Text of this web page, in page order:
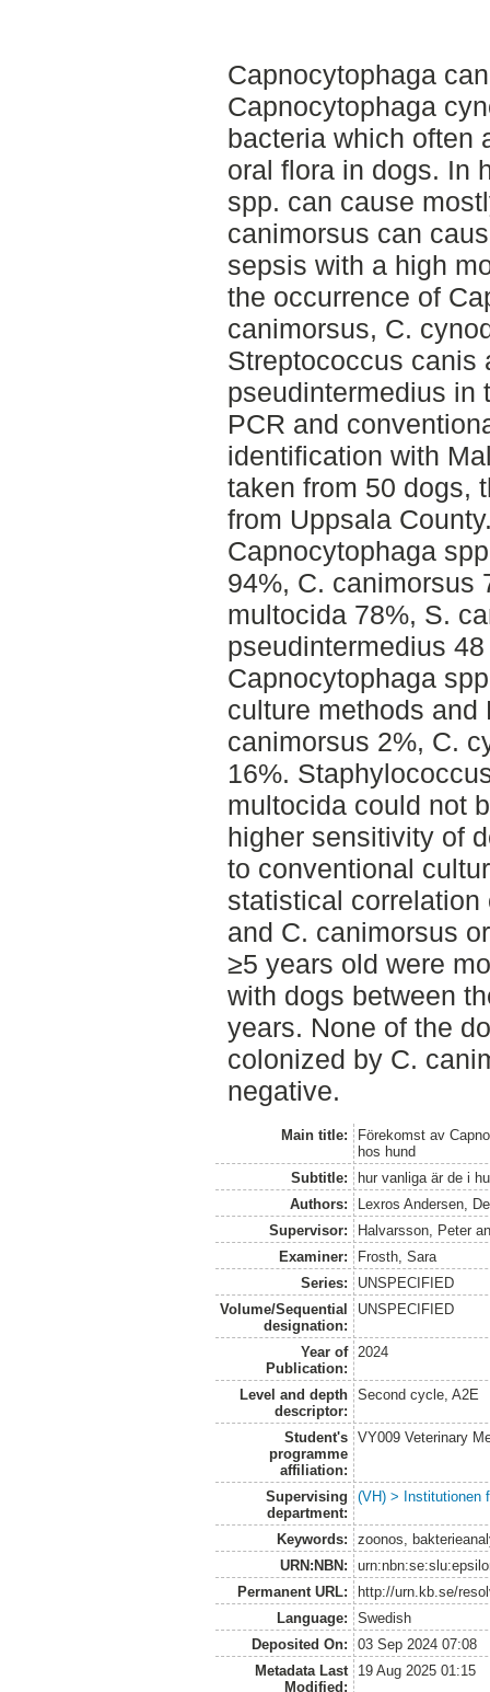
Capnocytophaga
Capnocytophaga
bacteria which often
oral flora in dogs. In
spp. can cause
canimorsus can
sepsis with a high
the occurrence of
canimorsus, C.
Streptococcus canis
pseudintermedius in
PCR and
identification with
taken from 50 dogs,
from Uppsala
Capnocytophaga
94%, C. canimorsus
multocida 78%, S.
pseudintermedius
Capnocytophaga
culture methods and
canimorsus 2%, C.
16%.
multocida could not
higher sensitivity of
to conventional
statistical
and C. canimorsus
≥5 years old were
with dogs between
years. None of the
colonized by C.
negative.
Main title:
Förekomst av
hos hund
Subtitle:
hur vanliga är de i
Authors:
Lexros Andersen,
Supervisor:
Halvarsson, Peter
Examiner:
Frosth, Sara
Series:
UNSPECIFIED
Volume/Sequential
designation:
UNSPECIFIED
Year of
Publication:
2024
Level and depth
descriptor:
Second cycle, A2E
Student's
programme
affiliation:
VY009 Veterinary
Supervising
department:
(VH) > Institutionen
Keywords:
zoonos,
URN:NBN:
Permanent URL:
http://urn.kb.se/
Language:
Swedish
Deposited On:
03 Sep 2024 07:08
Metadata Last
Modified:
19 Aug 2025 01:15